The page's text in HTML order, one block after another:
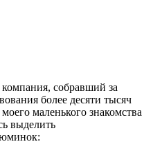
собравший за
более десяти тысяч
маленького знакомства
выделить